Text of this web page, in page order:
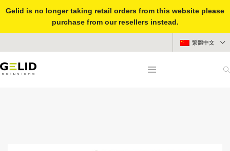
Gelid is no longer taking retail orders from this website please
purchase from our resellers instead.
繁體中文